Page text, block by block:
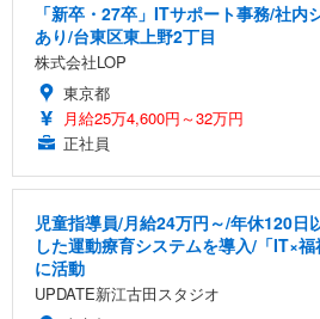
「新卒・27卒」ITサポート事務/社
あり/台東区東上野2丁目
株式会社LOP
東京都
月給25万4,600円～32万円
正社員
児童指導員/月給24万円～/年休120日
した運動療育システムを導入/「IT×
に活動
UPDATE新江古田スタジオ